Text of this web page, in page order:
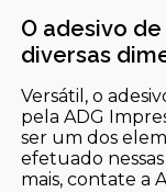
O adesivo
diversas
Versátil, o
pela ADG
ser um dos
efetuado
mais, contate a